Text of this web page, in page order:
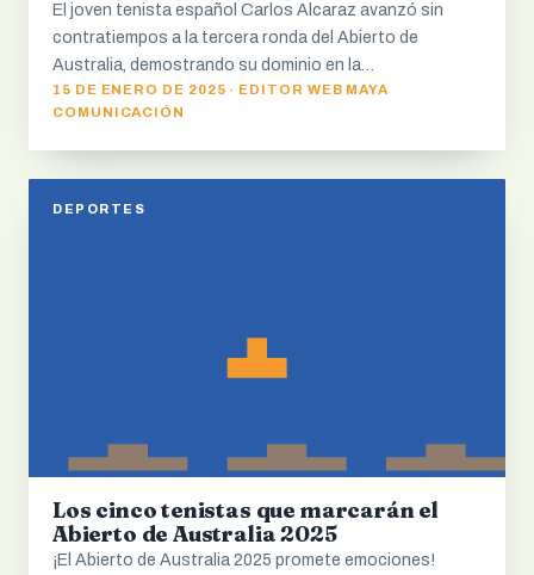
El joven tenista español Carlos Alcaraz avanzó sin
contratiempos a la tercera ronda del Abierto de
Australia, demostrando su dominio en la…
15 DE ENERO DE 2025 · EDITOR WEB MAYA
COMUNICACIÓN
DEPORTES
Los cinco tenistas que marcarán el
Abierto de Australia 2025
¡El Abierto de Australia 2025 promete emociones!